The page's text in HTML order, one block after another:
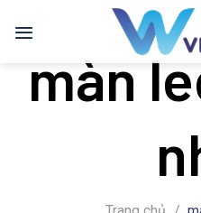
qua
màn